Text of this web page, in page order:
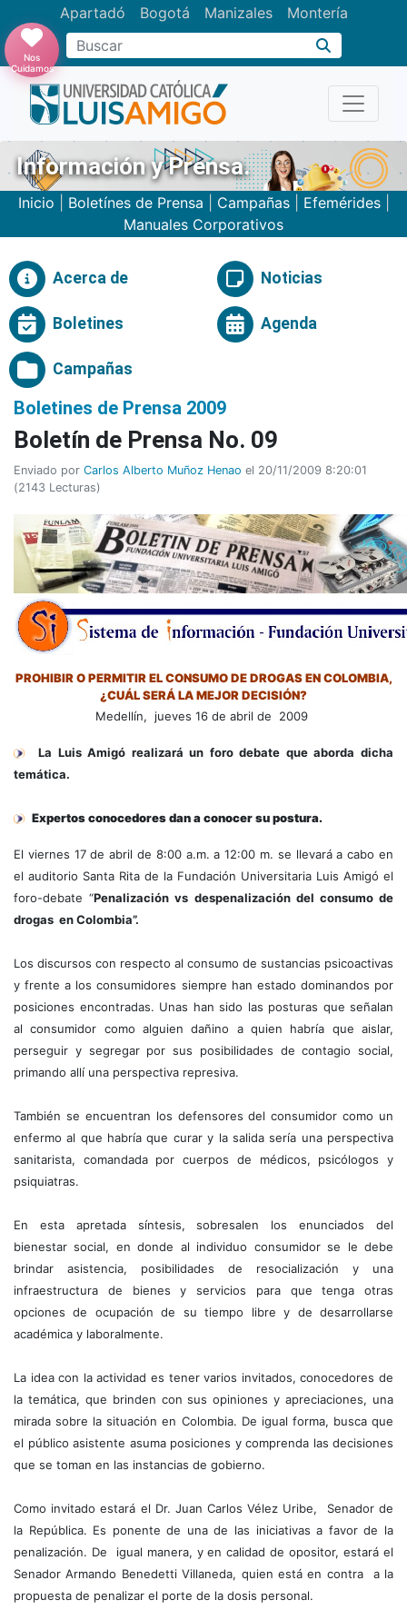
Apartadó Bogotá Manizales Montería
Buscar
Nos
Cuidamos
Información y Prensa.
Inicio Boletínes de Prensa Campañas| Efemérides|
Manuales Corporativos
Acerca de Noticias
Boletines Agenda
Campañas
Boletines de Prensa 2009
Boletín de Prensa No. 09
Enviado por Carlos Alberto Muñoz Henao el 20/11/2009 8:20:01
(2143 Lecturas)
PROHIBIR O PERMITIR EL CONSUMO DE DROGAS EN COLOMBIA,
¿CUÁL SERÁ LA MEJOR DECISIÓN?
Medellín, jueves 16 de abril de 2009
La Luis Amigó realizará un foro debate que aborda dicha
temática.
Expertos conocedores dan a conocer su postura.
El viernes 17 de abril de 8:00 a.m. a 12:00 m. se llevará a cabo en
el auditorio Santa Rita de la Fundación Universitaria Luis Amigó el
foro-debate “Penalización vs despenalización del consumo de
drogas en Colombia”.
Los discursos con respecto al consumo de sustancias psicoactivas
y frente a los consumidores siempre han estado dominandos por
posiciones encontradas. Unas han sido las posturas que señalan
al consumidor como alguien dañino a quien habría que aislar,
perseguir y segregar por sus posibilidades de contagio social,
primando allí una perspectiva represiva.
También se encuentran los defensores del consumidor como un
enfermo al que habría que curar y la salida sería una perspectiva
sanitarista, comandada por cuerpos de médicos, psicólogos y
psiquiatras.
En esta apretada síntesis, sobresalen los enunciados del
bienestar social, en donde al individuo consumidor se le debe
brindar asistencia, posibilidades de resocialización y una
infraestructura de bienes y servicios para que tenga otras
opciones de ocupación de su tiempo libre y de desarrollarse
académica y laboralmente.
La idea con la actividad es tener varios invitados, conocedores de
la temática, que brinden con sus opiniones y apreciaciones, una
mirada sobre la situación en Colombia. De igual forma, busca que
el público asistente asuma posiciones y comprenda las decisiones
que se toman en las instancias de gobierno.
Como invitado estará el Dr. Juan Carlos Vélez Uribe, Senador de
la República. Es ponente de una de las iniciativas a favor de la
penalización. De igual manera, y en calidad de opositor, estará el
Senador Armando Benedetti Villaneda, quien está en contra a la
propuesta de penalizar el porte de la dosis personal.